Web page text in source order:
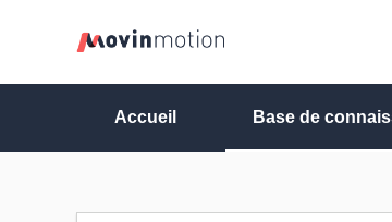
Accueil Base de